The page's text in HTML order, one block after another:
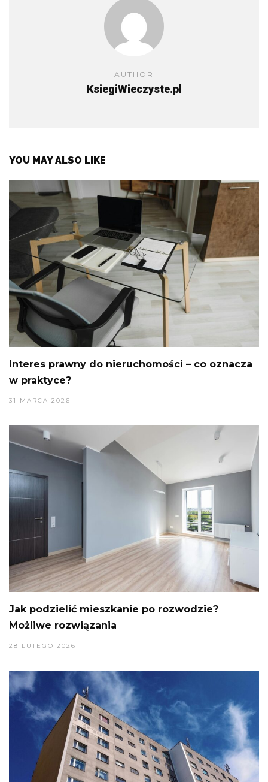
AUTHOR
KsiegiWieczyste.pl
YOU MAY ALSO LIKE
Interes prawny do nieruchomości – co oznacza
w praktyce?
31 MARCA 2026
Jak podzielić mieszkanie po rozwodzie?
Możliwe rozwiązania
28 LUTEGO 2026